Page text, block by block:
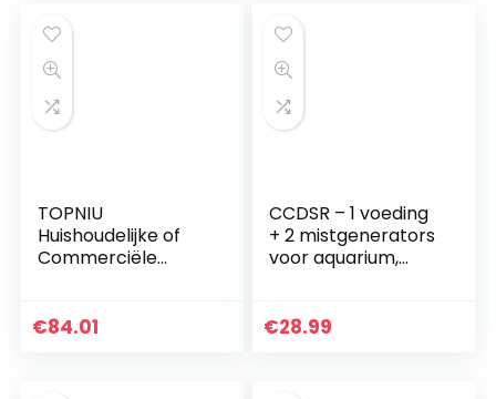
Partij, Tuin Decor
voor buiten/binnen
TOPNIU
Huishoudelijke of
Commerciële
Sterilisator,
€84.01
CCDSR – 1 voeding
+ 2 mistgenerators
voor aquarium,
luchtbevochtiger,
€28.99